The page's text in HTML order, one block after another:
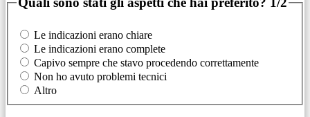
Le indicazioni erano chiare
Le indicazioni erano complete
Capivo sempre che stavo procedendo correttamente
Non ho avuto problemi tecnici
Altro